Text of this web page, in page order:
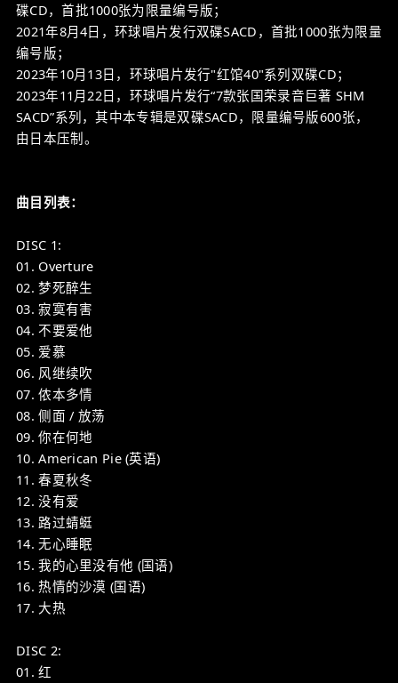
碟CD，首批1000张为限量编号版；
2021年8月4日，环球唱片发行双碟SACD，首批1000张为限量
编号版；
2023年10月13日，环球唱片发行"红馆40"系列双碟CD；
2023年11月22日，环球唱片发行“7款张国荣录音巨著 SHM
SACD”系列，其中本专辑是双碟SACD，限量编号版600张，
由日本压制。
曲目列表：
DISC 1:
01. Overture
02. 梦死醉生
03. 寂寞有害
04. 不要爱他
05. 爱慕
06. 风继续吹
07. 侬本多情
08. 侧面 / 放荡
09. 你在何地
10. American Pie (英语)
11. 春夏秋冬
12. 没有爱
13. 路过蜻蜓
14. 无心睡眠
15. 我的心里没有他 (国语)
16. 热情的沙漠 (国语)
17. 大热
DISC 2:
01. 红